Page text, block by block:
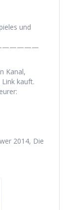
und
Kanal,
kauft.
2014, Die